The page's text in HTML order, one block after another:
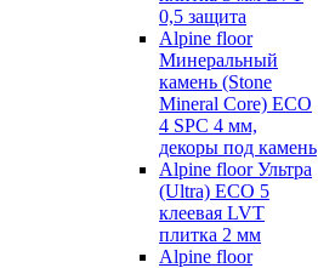
0,5 защита
Alpine floor
Минеральный
камень (Stone
Mineral Core) ECO
4 SPC 4 мм,
декоры под камень
Alpine floor Ультра
(Ultra) ECO 5
клеевая LVT
плитка 2 мм
Alpine floor